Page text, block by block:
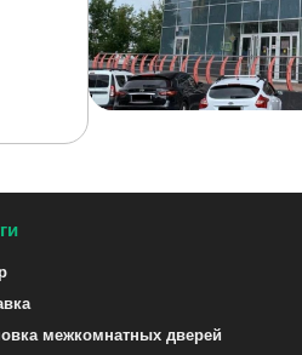
межкомнатных дверей